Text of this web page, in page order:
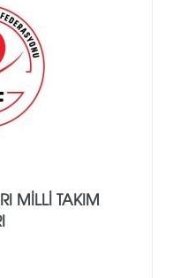
MILLI TAKIM